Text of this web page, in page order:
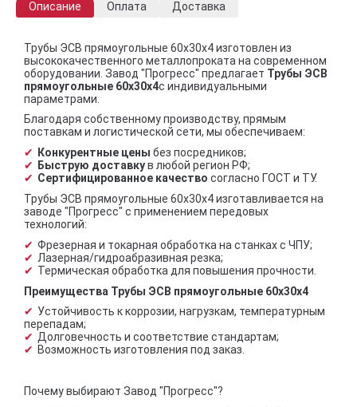
Описание Оплата Доставка
Трубы ЭСВ прямоугольные 60х30х4 изготовлен из
высококачественного металлопроката на современном
оборудовании. Завод "Прогресс" предлагает Трубы ЭСВ
прямоугольные 60х30х4с индивидуальными
параметрами.
Благодаря собственному производству, прямым
поставкам и логистической сети, мы обеспечиваем:
Конкурентные цены без посредников;
Быструю доставкув любой регион РФ;
Сертифицированное качество согласно ГОСТ и ТУ.
Трубы ЭСВ прямоугольные 60х30х4 изготавливается на
заводе "Прогресс" с применением передовых
технологий:
Фрезерная и токарная обработка на станках с ЧПУ;
Лазерная/гидроабразивная резка;
Термическая обработка для повышения прочности.
Преимущества Трубы ЭСВ прямоугольные 60х30х4
Устойчивость к коррозии, нагрузкам, температурным
перепадам;
Долговечность и соответствие стандартам;
Возможность изготовления под заказ.
Почему выбирают Завод "Прогресс"?